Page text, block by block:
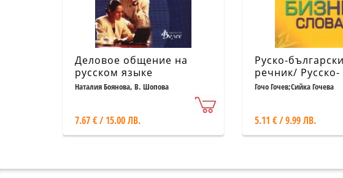
Деловое общение на
русском языке
Наталия Боянова, В. Шопова
7.67 € / 15.00 ЛВ.
Руско-
речник/ Русско-
болгарский
Гочо Гочев;Сийка Гочева
5.11 € / 9.99 ЛВ.